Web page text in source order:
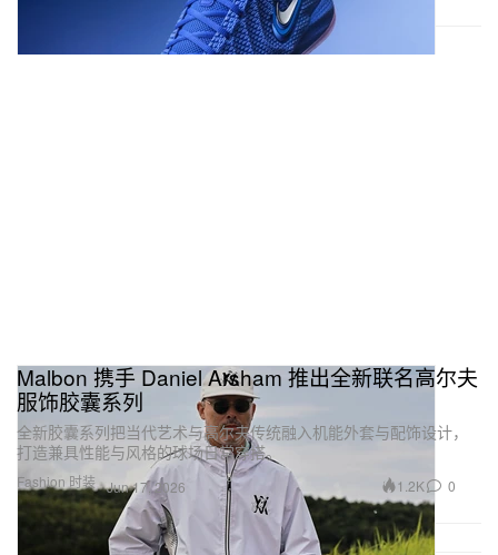
Fashion 时装
Malbon 携手 Daniel Arsham 推出全新联名高尔夫
服饰胶囊系列
全新胶囊系列把当代艺术与高尔夫传统融入机能外套与配饰设计，
打造兼具性能与风格的球场日常穿搭。
Jun 17, 2026 1.2K 0